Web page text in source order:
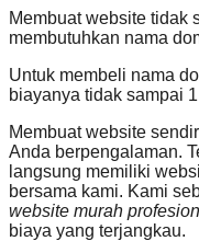
Membuat website tidak
membutuhkan nama
Untuk membeli nama
biayanya tidak sampai
Membuat website
Anda berpengalaman.
langsung memiliki
bersama kami. Kami
website murah
biaya yang terjangkau.